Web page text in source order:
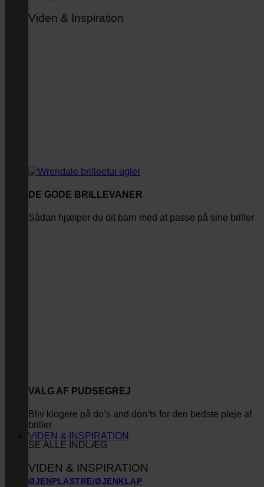
Viden & Inspiration
DE GODE BRILLEVANER
Sådan hjælper du dit barn med at passe på sine briller
VALG AF PUDSEGREJ
Bliv klogere på do’s and don’ts for den bedste pleje af
briller
SE ALLE INDLÆG
VIDEN & INSPIRATION
VIDEN & INSPIRATION
ØJENPLASTRE/ØJENKLAP